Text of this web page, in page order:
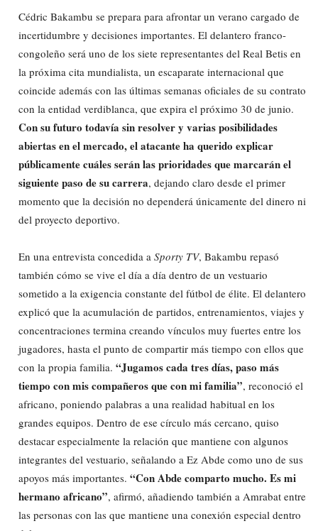
Cédric Bakambu se prepara para afrontar un verano cargado de
incertidumbre y decisiones importantes. El delantero franco-
congoleño será uno de los siete representantes del Real Betis en
la próxima cita mundialista, un escaparate internacional que
coincide además con las últimas semanas oficiales de su contrato
con la entidad verdiblanca, que expira el próximo 30 de junio.
Con su futuro todavía sin resolver y varias posibilidades
abiertas en el mercado, el atacante ha querido explicar
públicamente cuáles serán las prioridades que marcarán el
siguiente paso de su carrera, dejando claro desde el primer
momento que la decisión no dependerá únicamente del dinero ni
del proyecto deportivo.
En una entrevista concedida a Sporty TV, Bakambu repasó
también cómo se vive el día a día dentro de un vestuario
sometido a la exigencia constante del fútbol de élite. El delantero
explicó que la acumulación de partidos, entrenamientos, viajes y
concentraciones termina creando vínculos muy fuertes entre los
jugadores, hasta el punto de compartir más tiempo con ellos que
con la propia familia. “Jugamos cada tres días, paso más
tiempo con mis compañeros que con mi familia”, reconoció el
africano, poniendo palabras a una realidad habitual en los
grandes equipos. Dentro de ese círculo más cercano, quiso
destacar especialmente la relación que mantiene con algunos
integrantes del vestuario, señalando a Ez Abde como uno de sus
apoyos más importantes. “Con Abde comparto mucho. Es mi
hermano africano”, afirmó, añadiendo también a Amrabat entre
las personas con las que mantiene una conexión especial dentro